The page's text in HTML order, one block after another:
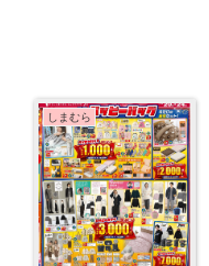
しまむら